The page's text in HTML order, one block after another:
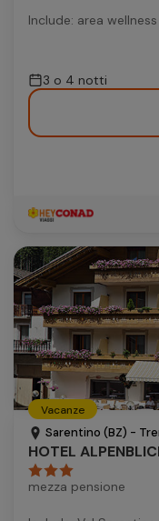
Include: area wellness
3 o 4 notti
Vacanze
Sarentino (BZ) -
HOTEL
mezza pensione